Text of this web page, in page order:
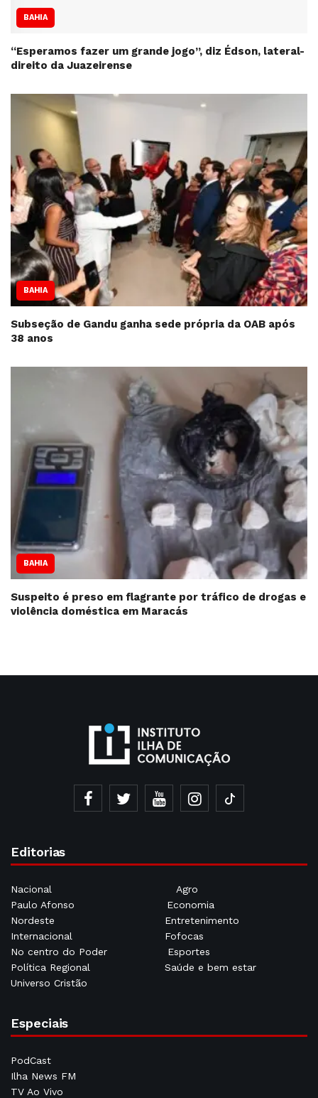
BAHIA
“Esperamos fazer um grande jogo”, diz Édson, lateral-
direito da Juazeirense
BAHIA
Subseção de Gandu ganha sede própria da OAB após
38 anos
BAHIA
Suspeito é preso em flagrante por tráfico de drogas e
violência doméstica em Maracás
Editorias
Nacional
Agro
Paulo Afonso
Economia
Nordeste
Entretenimento
Internacional
Fofocas
No centro do Poder
Esportes
Política Regional
Saúde e bem estar
Universo Cristão
Especiais
PodCast
Ilha News FM
TV Ao Vivo